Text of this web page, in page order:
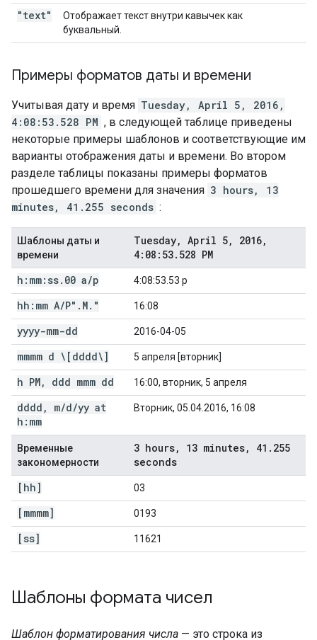
"text"
Отображает текст внутри кавычек как
буквальный.
Примеры форматов даты и времени
Учитывая дату и время Tuesday, April 5, 2016,
4:08:53.528 PM , в следующей таблице приведены
некоторые примеры шаблонов и соответствующие им
варианты отображения даты и времени. Во втором
разделе таблицы показаны примеры форматов
прошедшего времени для значения 3 hours, 13
minutes, 41.255 seconds :
Шаблоны даты и
времени
Tuesday, April 5, 2016,
4:08:53. 528 PM
h:mm:ss. 00 a/p 4:08:53.53 p
hh:mm A/P" . M. " 16:08
yyyy-mm-dd 2016-04-05
mmmm d \[dddd\] 5 апреля [вторник]
h PM, ddd mmm dd 16:00, вторник, 5 апреля
dddd , m/d/yy at
h:mm
Вторник, 05.04.2016, 16:08
Временные
закономерности
3 hours, 13 minutes, 41 . 255
seconds
[hh]
03
[mmmm] 0193
[ss] 11621
Шаблоны формата чисел
Шаблон форматирования числа — это строка из